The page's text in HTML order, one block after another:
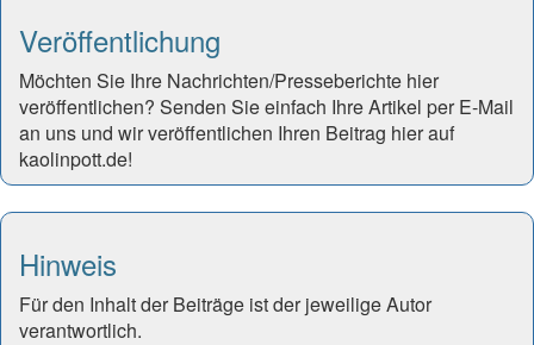
Veröffentlichung
Möchten Sie Ihre Nachrichten/Presseberichte hier
veröffentlichen? Senden Sie einfach Ihre Artikel per E-Mail
an uns und wir veröffentlichen Ihren Beitrag hier auf
kaolinpott.de!
Hinweis
Für den Inhalt der Beiträge ist der jeweilige Autor
verantwortlich.